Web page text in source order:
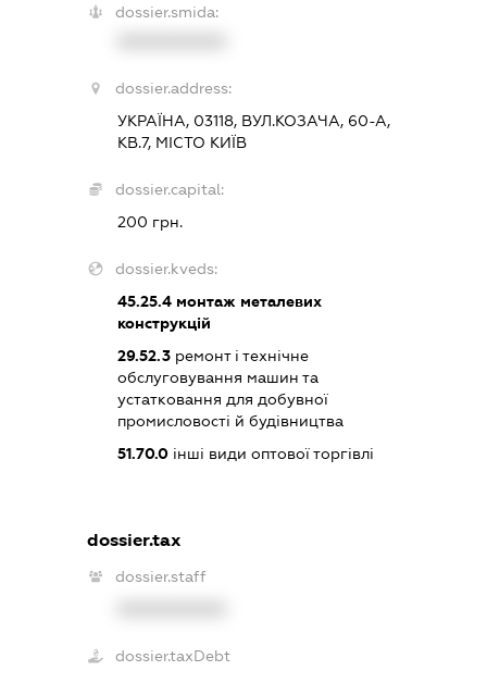
dossier.smida:
dossier.address:
УКРАЇНА, 03118, ВУЛ.КОЗАЧА, 60-А,
КВ.7, МІСТО КИЇВ
dossier.capital:
200 грн.
dossier.kveds:
45.25.4монтаж металевих
конструкцій
29.52.3ремонт і технічне
обслуговування машин та
устатковання для добувної
промисловості й будівництва
51.70.0інші види оптової торгівлі
dossier.tax
dossier.staff
dossier.taxDebt